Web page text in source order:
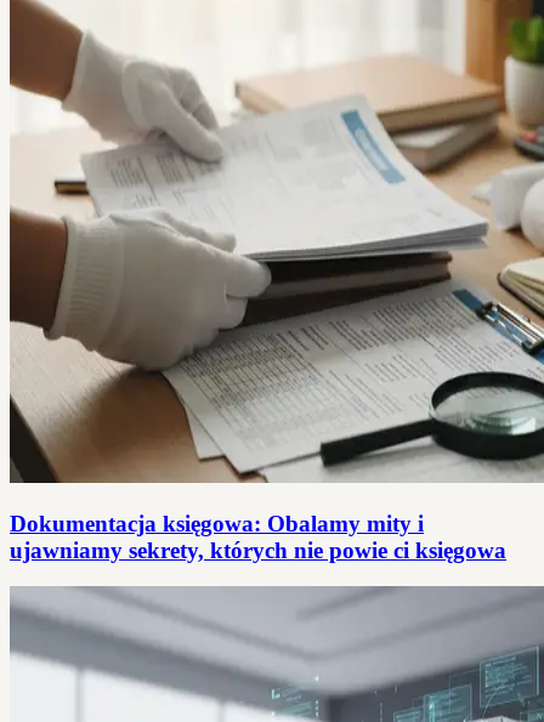
Dokumentacja księgowa: Obalamy mity i
ujawniamy sekrety, których nie powie ci księgowa